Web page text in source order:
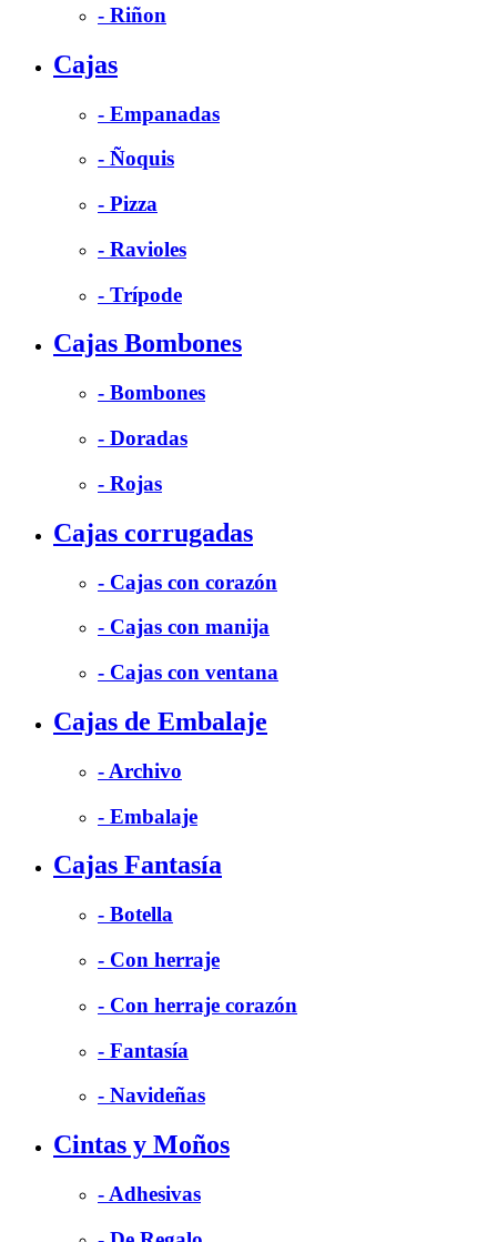
- Riñon
Cajas
- Empanadas
- Ñoquis
- Pizza
- Ravioles
- Trípode
Cajas Bombones
- Bombones
- Doradas
- Rojas
Cajas corrugadas
- Cajas con corazón
- Cajas con manija
- Cajas con ventana
Cajas de Embalaje
- Archivo
- Embalaje
Cajas Fantasía
- Botella
- Con herraje
- Con herraje corazón
- Fantasía
- Navideñas
Cintas y Moños
- Adhesivas